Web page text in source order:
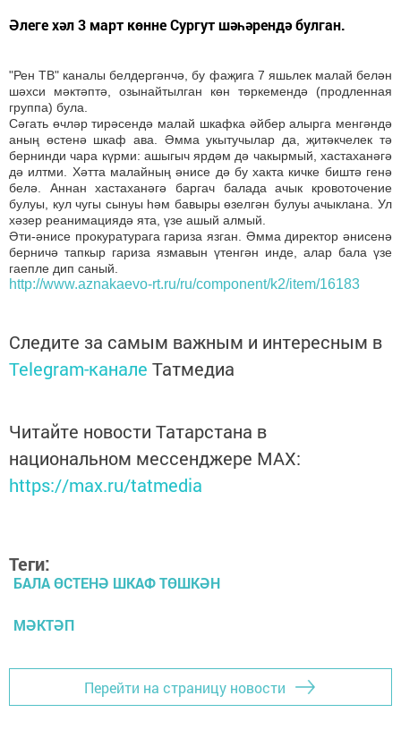
Әлеге хәл 3 март көнне Сургут шәһәрендә булган.
"Рен ТВ" каналы белдергәнчә, бу фаҗига 7 яшьлек малай белән
шәхси мәктәптә, озынайтылган көн төркемендә (продленная
группа) була.
Сәгать өчләр тирәсендә малай шкафка әйбер алырга менгәндә
аның өстенә шкаф ава. Әмма укытучылар да, җитәкчелек тә
бернинди чара күрми: ашыгыч ярдәм дә чакырмый, хастаханәгә
дә илтми. Хәтта малайның әнисе дә бу хакта кичке биштә генә
белә. Аннан хастаханәгә баргач балада ачык кровоточение
булуы, кул чугы сынуы һәм бавыры өзелгән булуы ачыклана. Ул
хәзер реанимациядә ята, үзе ашый алмый.
Әти-әнисе прокуратурага гариза язган. Әмма директор әнисенә
берничә тапкыр гариза язмавын үтенгән инде, алар бала үзе
гаепле дип саный.
http://www.aznakaevo-rt.ru/ru/component/k2/item/16183
Следите за самым важным и интересным в
Telegram-канале Татмедиа
Читайте новости Татарстана в
национальном мессенджере MАХ:
https://max.ru/tatmedia
Теги:
БАЛА ӨСТЕНӘ ШКАФ ТӨШКӘН
МӘКТӘП
Перейти на страницу новости